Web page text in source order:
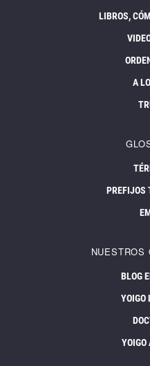
LIBROS,
A
PREFIJOS
NUESTROS
BLOG
YOIGO
YOIGO